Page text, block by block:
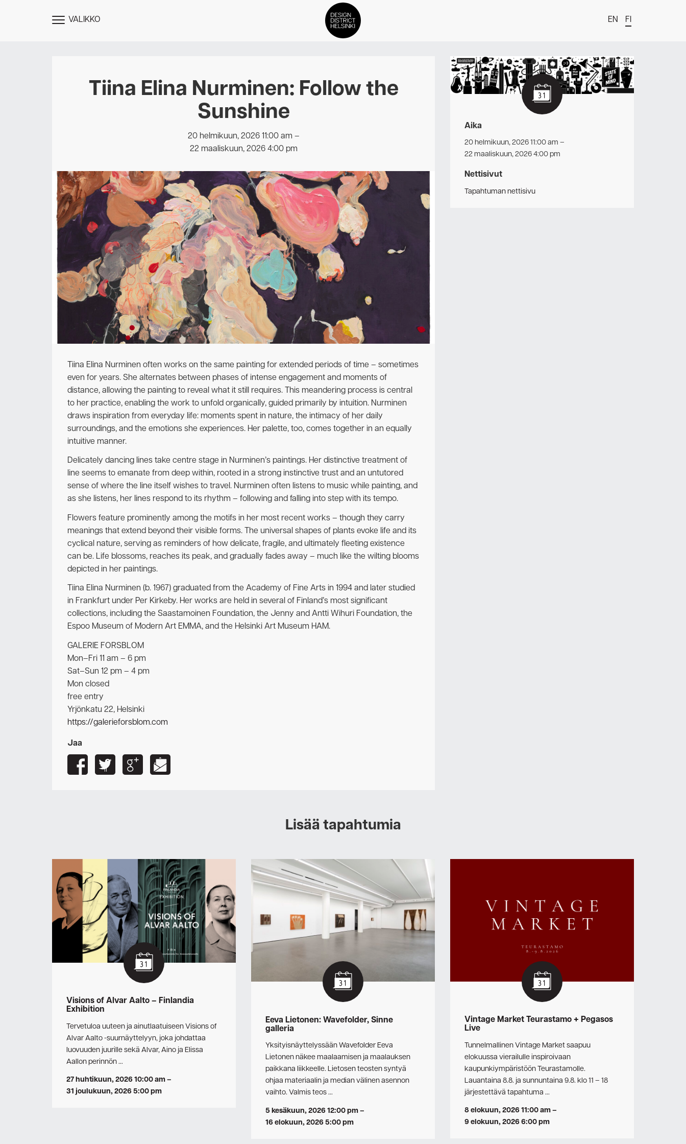
NÄYTÄVALIKKO EN FI
DDH Find – Explore The District
Jäsenet
Medialle
Meistä
Design District Helsingin jäsenyydestä
Ota yhteyttä
Tiina Elina Nurminen: Follow the
Sunshine
20 helmikuun, 2026 11:00 am –
22 maaliskuun, 2026 4:00 pm
Tiina Elina Nurminen often works on the same painting for extended periods of time – sometimes
even for years. She alternates between phases of intense engagement and moments of
distance, allowing the painting to reveal what it still requires. This meandering process is central
to her practice, enabling the work to unfold organically, guided primarily by intuition. Nurminen
draws inspiration from everyday life: moments spent in nature, the intimacy of her daily
surroundings, and the emotions she experiences. Her palette, too, comes together in an equally
intuitive manner.
Delicately dancing lines take centre stage in Nurminen’s paintings. Her distinctive treatment of
line seems to emanate from deep within, rooted in a strong instinctive trust and an untutored
sense of where the line itself wishes to travel. Nurminen often listens to music while painting, and
as she listens, her lines respond to its rhythm – following and falling into step with its tempo.
Flowers feature prominently among the motifs in her most recent works – though they carry
meanings that extend beyond their visible forms. The universal shapes of plants evoke life and its
cyclical nature, serving as reminders of how delicate, fragile, and ultimately fleeting existence
can be. Life blossoms, reaches its peak, and gradually fades away – much like the wilting blooms
depicted in her paintings.
Tiina Elina Nurminen (b. 1967) graduated from the Academy of Fine Arts in 1994 and later studied
in Frankfurt under Per Kirkeby. Her works are held in several of Finland’s most significant
collections, including the Saastamoinen Foundation, the Jenny and Antti Wihuri Foundation, the
Espoo Museum of Modern Art EMMA, and the Helsinki Art Museum HAM.
GALERIE FORSBLOM
Mon–Fri 11 am – 6 pm
Sat–Sun 12 pm – 4 pm
Mon closed
free entry
Yrjönkatu 22, Helsinki
https://galerieforsblom.com
Jaa
Aika
20 helmikuun, 2026 11:00 am –
22 maaliskuun, 2026 4:00 pm
Nettisivut
Tapahtuman nettisivu
Lisää tapahtumia
Visions of Alvar Aalto – Finlandia
Exhibition
Tervetuloa uuteen ja ainutlaatuiseen Visions of
Alvar Aalto -suurnäyttelyyn, joka johdattaa
luovuuden juurille sekä Alvar, Aino ja Elissa
Aallon perinnön …
27 huhtikuun, 2026 10:00 am–
31 joulukuun, 2026 5:00 pm
Eeva Lietonen: Wavefolder, Sinne
galleria
Yksityisnäyttelyssään Wavefolder Eeva
Lietonen näkee maalaamisen ja maalauksen
paikkana liikkeelle. Lietosen teosten syntyä
ohjaa materiaalin ja median välinen asennon
vaihto. Valmis teos …
5 kesäkuun, 2026 12:00 pm–
16 elokuun, 2026 5:00 pm
Vintage Market Teurastamo + Pegasos
Live
Tunnelmallinen Vintage Market saapuu
elokuussa vierailulle inspiroivaan
kaupunkiympäristöön Teurastamolle.
Lauantaina 8.8. ja sunnuntaina 9.8. klo 11 – 18
järjestettävä tapahtuma …
8 elokuun, 2026 11:00 am–
9 elokuun, 2026 6:00 pm